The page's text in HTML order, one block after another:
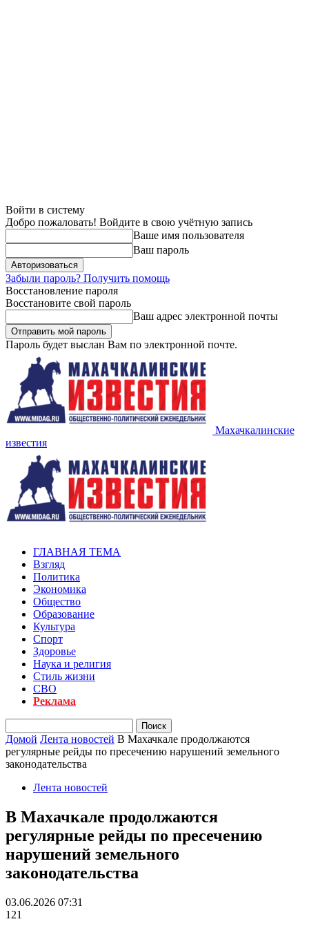
Войти в систему
Добро пожаловать! Войдите в свою учётную запись
Ваше имя пользователя
Ваш пароль
Забыли пароль? Получить помощь
Восстановление пароля
Восстановите свой пароль
Ваш адрес электронной почты
Пароль будет выслан Вам по электронной почте.
Махачкалинские
известия
ГЛАВНАЯ ТЕМА
Взгляд
Политика
Экономика
Общество
Образование
Культура
Спорт
Здоровье
Наука и религия
Стиль жизни
СВО
Реклама
Домой Лента новостей В Махачкале продолжаются
регулярные рейды по пресечению нарушений земельного
законодательства
Лента новостей
В Махачкале продолжаются
регулярные рейды по пресечению
нарушений земельного
законодательства
03.06.2026 07:31
121